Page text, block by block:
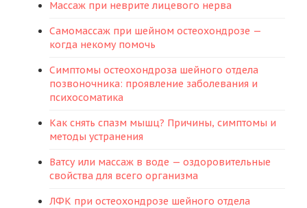
Массаж при неврите лицевого нерва
Самомассаж при шейном остеохондрозе —
когда некому помочь
Симптомы остеохондроза шейного отдела
позвоночника: проявление заболевания и
психосоматика
Как снять спазм мышц? Причины, симптомы и
методы устранения
Ватсу или массаж в воде — оздоровительные
свойства для всего организма
ЛФК при остеохондрозе шейного отдела